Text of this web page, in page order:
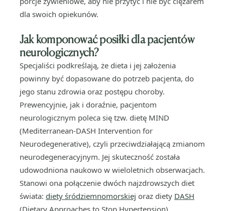
dla swoich opiekunów.
Jak komponować posiłki dla pacjentów
neurologicznych?
Specjaliści podkreślają, że dieta i jej założenia
powinny być dopasowane do potrzeb pacjenta, do
jego stanu zdrowia oraz postępu choroby.
Prewencyjnie, jak i doraźnie, pacjentom
neurologicznym poleca się tzw. dietę MIND
(Mediterranean-DASH Intervention for
Neurodegenerative), czyli przeciwdziałającą zmianom
neurodegeneracyjnym. Jej skuteczność została
udowodniona naukowo w wieloletnich obserwacjach.
Stanowi ona połączenie dwóch najzdrowszych diet
świata: diety śródziemnomorskiej oraz diety DASH
(Dietary Approaches to Stop Hypertension).